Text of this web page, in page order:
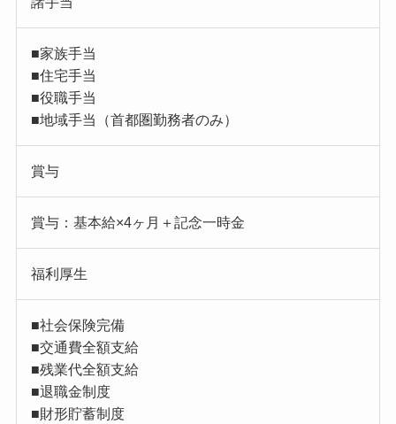
■家族手当
■住宅手当
■役職手当
■地域手当（首都圏勤務者のみ）
賞与
賞与：基本給×4ヶ月＋記念一時金
福利厚生
■社会保険完備
■交通費全額支給
■残業代全額支給
■退職金制度
■財形貯蓄制度